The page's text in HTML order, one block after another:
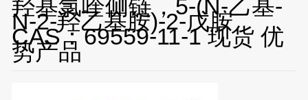
羟基氯喹侧链，5-(N-乙基-
N-2-羟乙基胺)-2-戊胺
CAS：69559-11-1 现货 优
势产品